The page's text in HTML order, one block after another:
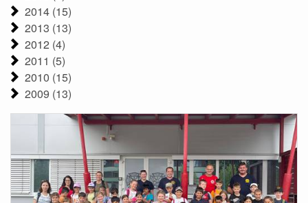
2014 (15)
2013 (13)
2012 (4)
2011 (5)
2010 (15)
2009 (13)